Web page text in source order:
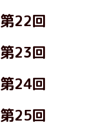
第22回
第23回
第24回
第25回